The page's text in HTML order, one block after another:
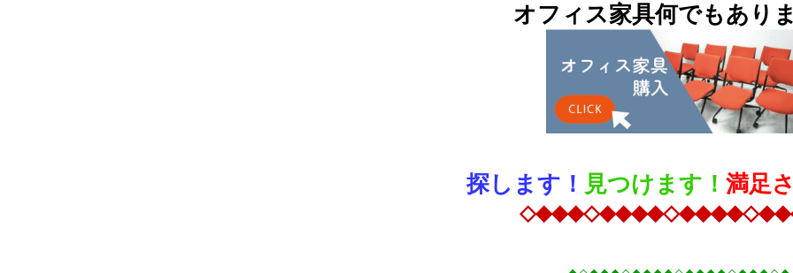
オフィス家具何でもあり
探します！ 見つけます！ 満足